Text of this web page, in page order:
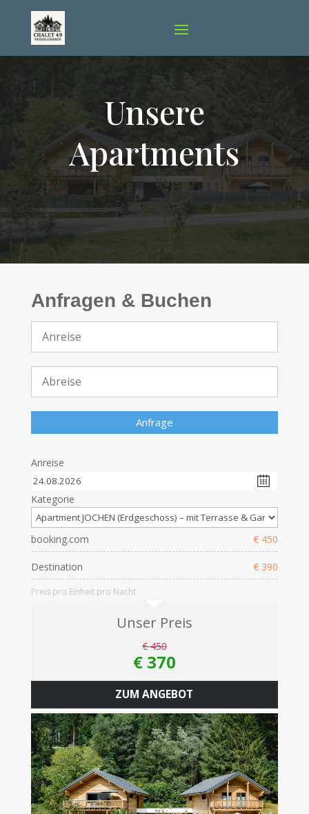
Unsere
Apartments
Anfragen & Buchen
Anreise
Kategorie
booking.com € 450
Destination € 390
Preis pro Einheit pro Nacht
Unser Preis
€ 450
€ 370
ZUM ANGEBOT